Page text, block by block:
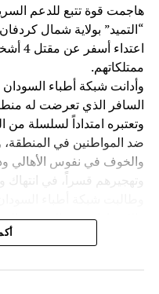
هاجمت قوة تتبع للدعم
“التميد” بولاية شمال
ممتلكاتهم.
وأدانت شبكة أطباء السودان
السافر الذي تعرضت له
وتعتبره امتداداً لسلسلة من
ضد المواطنين في
والخوف في نفوس الأهالي
وتهجيرهم قسراً، في انتهاك
والاعتداءات ضد المدنيين
السكان المدنيين ويلات
لوقف هذه الانتهاكات